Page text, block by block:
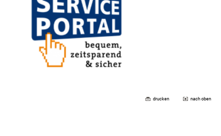
drucken nach oben